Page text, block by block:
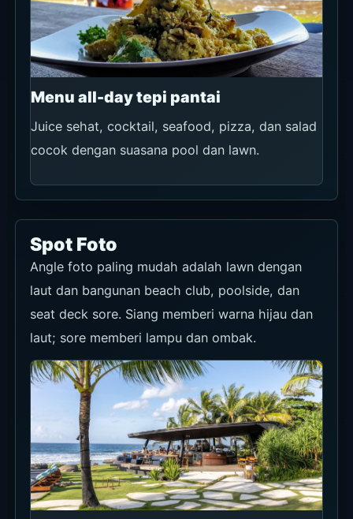
Menu all-day tepi pantai
Juice sehat, cocktail, seafood, pizza, dan salad
cocok dengan suasana pool dan lawn.
Spot Foto
Angle foto paling mudah adalah lawn dengan
laut dan bangunan beach club, poolside, dan
seat deck sore. Siang memberi warna hijau dan
laut; sore memberi lampu dan ombak.